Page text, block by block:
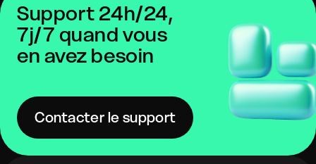
Support 24h/24,
7j/7 quand vous
en avez besoin
Contacter le support